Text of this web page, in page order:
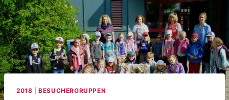
2018 |BESUCHERGRUPPEN